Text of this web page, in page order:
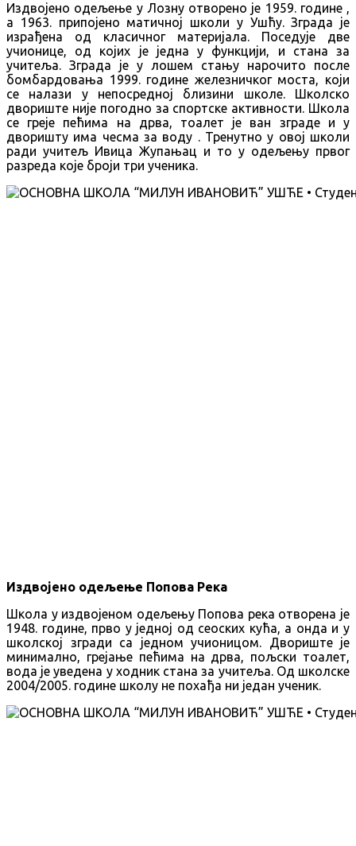
Издвојено одељење у Лозну отворено је 1959. године ,
а 1963. припојено матичној школи у Ушћу. Зграда је
израђена од класичног материјала. Поседује две
учионице, од којих је једна у функцији, и стана за
учитеља. Зграда је у лошем стању нарочито после
бомбардовања 1999. године железничког моста, који
се налази у непосредној близини школе. Школско
двориште није погодно за спортске активности. Школа
се греје пећима на дрва, тоалет је ван зграде и у
дворишту има чесма за воду . Тренутно у овој школи
ради учитељ Ивица Жупањац и то у одељењу првог
разреда које броји три ученика.
Издвојено одељење Попова Река
Школа у издвојеном одељењу Попова река отворена је
1948. године, прво у једној од сеоских кућа, а онда и у
школској згради са једном учионицом. Двориште је
минимално, грејање пећима на дрва, пољски тоалет,
вода је уведена у ходник стана за учитеља. Од школске
2004/2005. године школу не похађа ни један ученик.